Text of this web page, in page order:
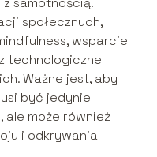
społecznych,
wsparcie
technologiczne
Ważne jest, aby
być jedynie
ale może również
i odkrywania